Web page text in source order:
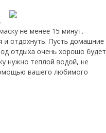
не менее 15 минут.
и отдохнуть. Пусть домашние
отдыха очень хорошо будет
нужно теплой водой, не
вашего любимого